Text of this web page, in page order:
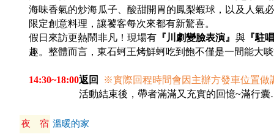
海味香氣的炒海瓜子、酸甜開胃的鳳梨蝦球，以及人氣
限定創意料理，讓饕客每次來都有新驚喜。
假日來訪更熱鬧非凡！現場有『川劇變臉表演』 與『駐
趣。整體而言，東石蚵王烤鮮蚵吃到飽不僅是一間能大
14:30~18:00返回 ※實際回程時間會因主辦方發車位置做
活動結束後，帶者滿滿又充實的回憶~滿行
夜 宿 溫暖的家